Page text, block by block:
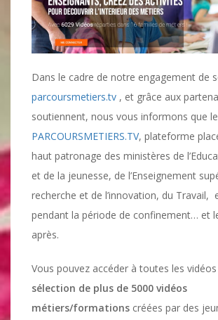
Dans le cadre de notre engagement de
parcoursmetiers.tv , et grâce aux
soutiennent, nous vous informons que
PARCOURSMETIERS.TV, plateforme
haut patronage des ministères de
et de la jeunesse, de l’Enseignement
recherche et de l’innovation, du Travail,
pendant la période de confinement… et
après.
Vous pouvez accéder à toutes les
sélection de plus de 5000 vidéos
métiers/formations créées par des